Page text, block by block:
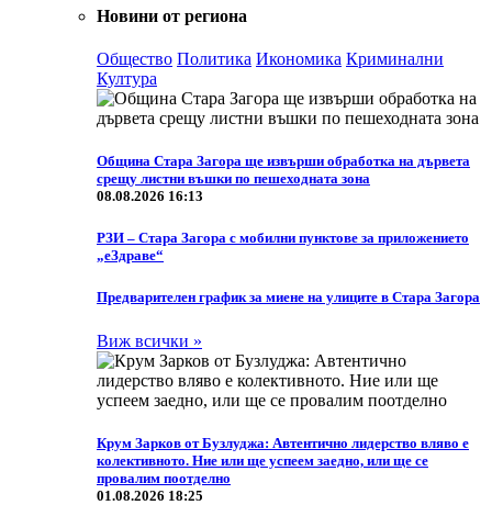
Новини от региона
Общество Политика Икономика Криминални
Култура
Община Стара Загора ще извърши обработка на дървета
срещу листни въшки по пешеходната зона
08.08.2026 16:13
РЗИ – Стара Загора с мобилни пунктове за приложението
„еЗдраве“
Предварителен график за миене на улиците в Стара Загора
Виж всички »
Крум Зарков от Бузлуджа: Автентично лидерство вляво е
колективното. Ние или ще успеем заедно, или ще се
провалим поотделно
01.08.2026 18:25